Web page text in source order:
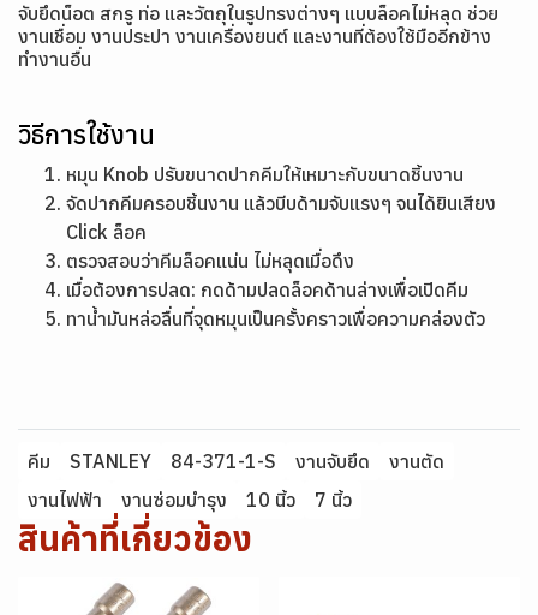
จับยึดน็อต สกรู ท่อ และวัตถุในรูปทรงต่างๆ แบบล็อคไม่หลุด ช่วย
งานเชื่อม งานประปา งานเครื่องยนต์ และงานที่ต้องใช้มืออีกข้าง
ทำงานอื่น
วิธีการใช้งาน
หมุน Knob ปรับขนาดปากคีมให้เหมาะกับขนาดชิ้นงาน
จัดปากคีมครอบชิ้นงาน แล้วบีบด้ามจับแรงๆ จนได้ยินเสียง
Click ล็อค
ตรวจสอบว่าคีมล็อคแน่น ไม่หลุดเมื่อดึง
เมื่อต้องการปลด: กดด้ามปลดล็อคด้านล่างเพื่อเปิดคีม
ทาน้ำมันหล่อลื่นที่จุดหมุนเป็นครั้งคราวเพื่อความคล่องตัว
คีม STANLEY 84-371-1-S งานจับยึด
งานตัด
งานไฟฟ้า
งานซ่อมบำรุง 10 นิ้ว 7 นิ้ว
สินค้าที่เกี่ยวข้อง